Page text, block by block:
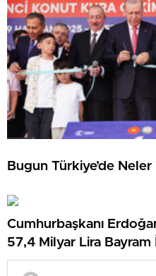
Bugun Türkiye’de Neler
Cumhurbaşkanı
57,4 Milyar Lira